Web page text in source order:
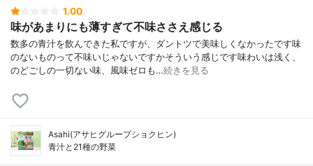
1.00
味があまりにも薄すぎて不味ささえ感じる
数多の青汁を飲んできた私ですが、ダントツで美味しくなかったです味
のないものって不味いじゃないですかそういう感じです味わいは浅く、
のどごしの一切ない味、風味ゼロも…続きを見る
Asahi(アサヒグループショクヒン)
青汁と21種の野菜